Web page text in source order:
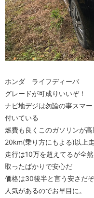
ホンダ ライフディーバ
グレードが可成りいいぞ！
ナビ地デジは勿論の事スマ
付いている
燃費も良くこのガソリンが
20km(乗り方にもよる)以上
走行は10万を超えてるが全
取ったばかりで安心だ
価格は30後半と言う安さだ
人気があるのでお早目に。